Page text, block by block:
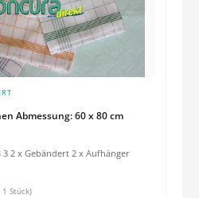
Abmessung: 60 x 80 cm
3 2 x Gebändert 2 x Aufhänger
Stück)